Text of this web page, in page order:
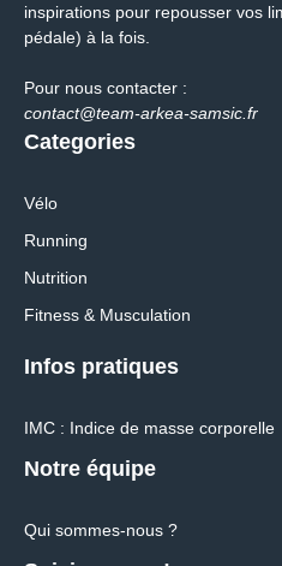
inspirations pour repousser vos
pédale) à la fois.
Pour nous contacter :
contact@team-arkea-samsic.fr
Categories
Vélo
Running
Nutrition
Fitness & Musculation
Infos pratiques
IMC : Indice de masse corporelle
Notre équipe
Qui sommes-nous ?